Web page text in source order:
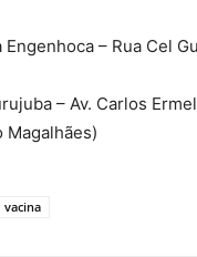
Engenhoca – Rua Cel
– Av. Carlos
Magalhães)
vacina